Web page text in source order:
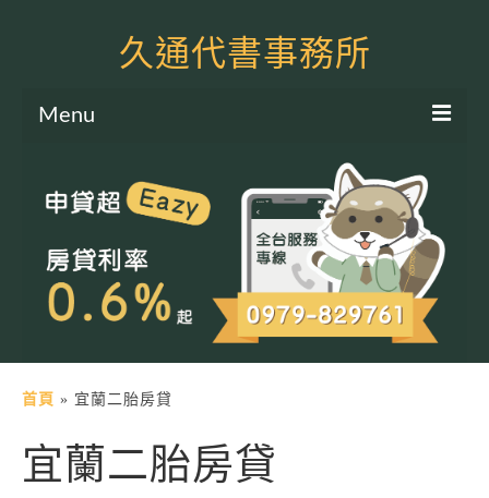
久通代書事務所
Menu
土地二胎申貸
房屋二胎申貸
軍公教貸款
土地貸款
房屋貸款
信用貸款
首頁 » 宜蘭二胎房貸
宜蘭二胎房貸